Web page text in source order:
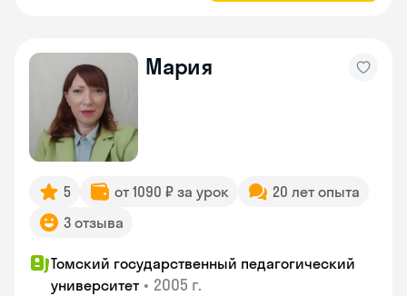
Мария
5 от 1090 ₽ за урок
20 лет опыта
3 отзыва
Томский государственный педагогический
университет • 2005 г.